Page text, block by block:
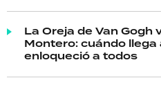
La Oreja de Van Gogh
Montero: cuándo
enloqueció a todos